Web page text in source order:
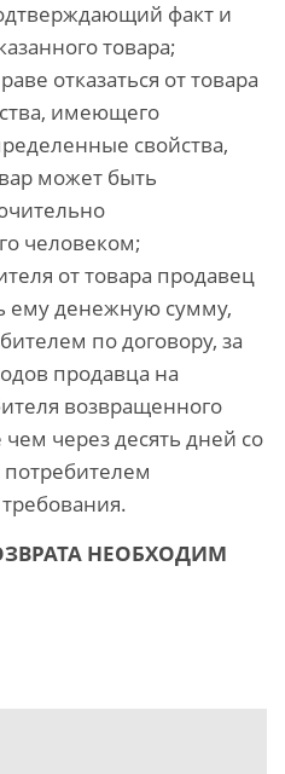
факт и
товара;
отказаться от товара
имеющего
свойства,
может быть
человеком;
от товара продавец
ему денежную сумму,
по договору, за
продавца на
возвращенного
через десять дней со
НЕОБХОДИМ